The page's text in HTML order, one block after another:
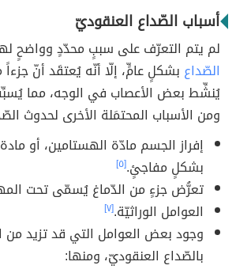
أسباب الصّداع العنقوديّ
لم يتم التعرّف على سببٍ محدّدٍ وواضحٍ
الصّداع بشكلٍ عامٍّ، إلّا أنّه يُعتقَد أنّ
يُنشِّط بعض الأعصاب في الوجه، مما يُسبِّب
ومن الأسباب المحتمَلة الأخرى لحدوث
إفراز الجسم مادّة الهستامين، أو مادة
بشكلٍ مفاجئٍ.[٥]
تعرُّض جزءٍ من الدّماغ يُسمّى تحت
العوامل الوراثيّة.[٧]
وجود بعض العوامل التي قد تزيد من
بالصّداع العنقوديّ، ومنها: